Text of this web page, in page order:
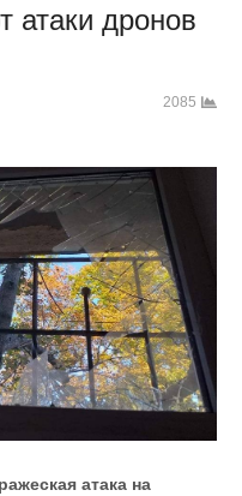
атаки дронов
2085
атака на